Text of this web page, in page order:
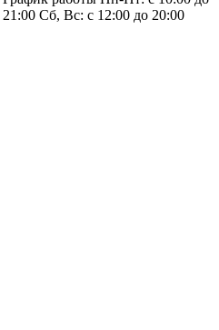
21:00 Сб, Вс: с 12:00 до 20:00